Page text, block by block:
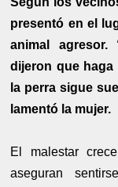
presentó en el
animal
dijeron que haga
la perra sigue
lamentó la mujer.
El malestar
aseguran